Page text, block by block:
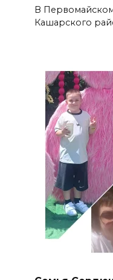
В
Кашарского